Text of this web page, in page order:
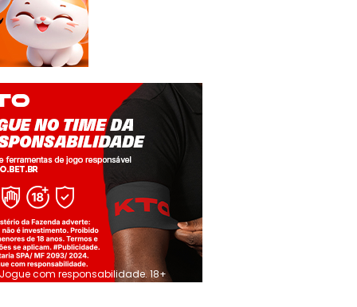
Jogue com responsabilidade. 18+